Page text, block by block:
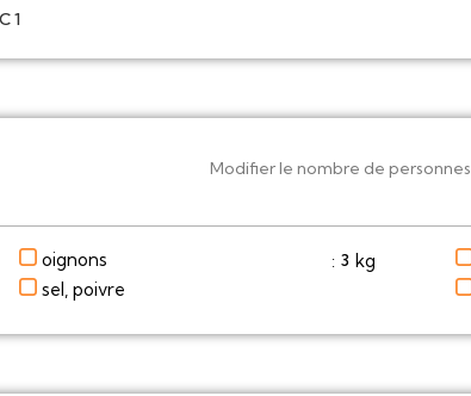
1
Modifier le nombre de personnes
oignons : 3 kg
sel, poivre